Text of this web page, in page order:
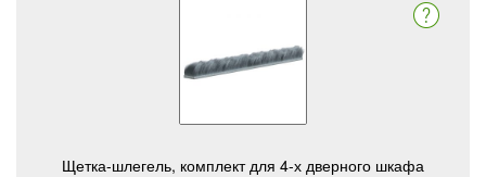
Щетка-шлегель, комплект для 4-х дверного шкафа